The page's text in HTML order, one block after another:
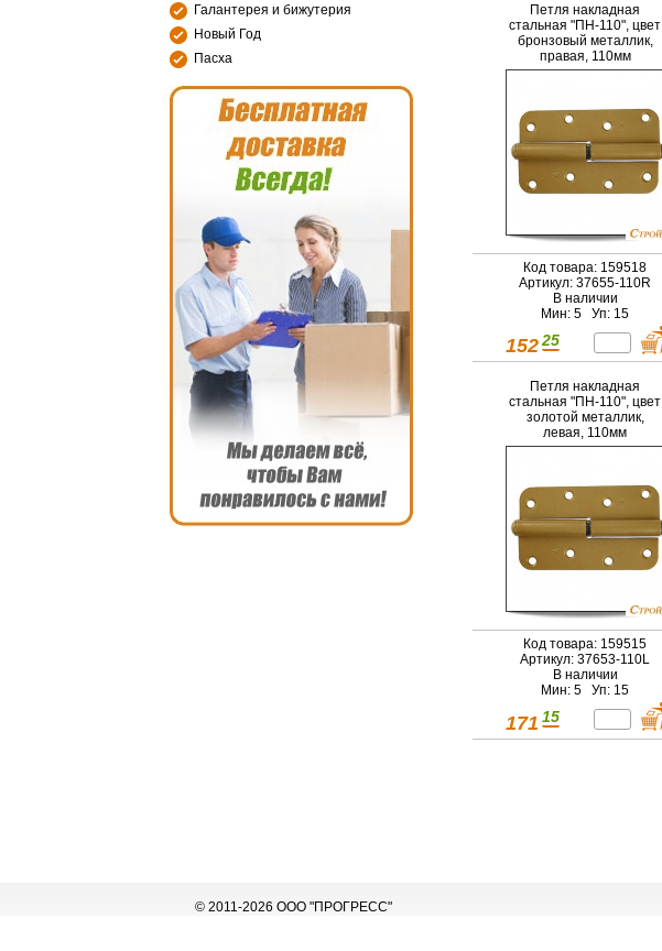
Галантерея и бижутерия
Новый Год
Пасха
Петля накладная
стальная "ПН-110", цвет
бронзовый металлик,
правая, 110мм
Код товара: 159518
Артикул: 37655-110R
В наличии
Мин: 5 Уп: 15
152 25
Петля накладная
стальная "ПН-110", цвет
золотой металлик,
левая, 110мм
Код товара: 159515
Артикул: 37653-110L
В наличии
Мин: 5 Уп: 15
171 15
© 2011-2026 ООО "ПРОГРЕСС"